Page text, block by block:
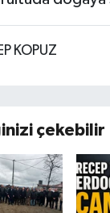
KOPUZ
çekebilir